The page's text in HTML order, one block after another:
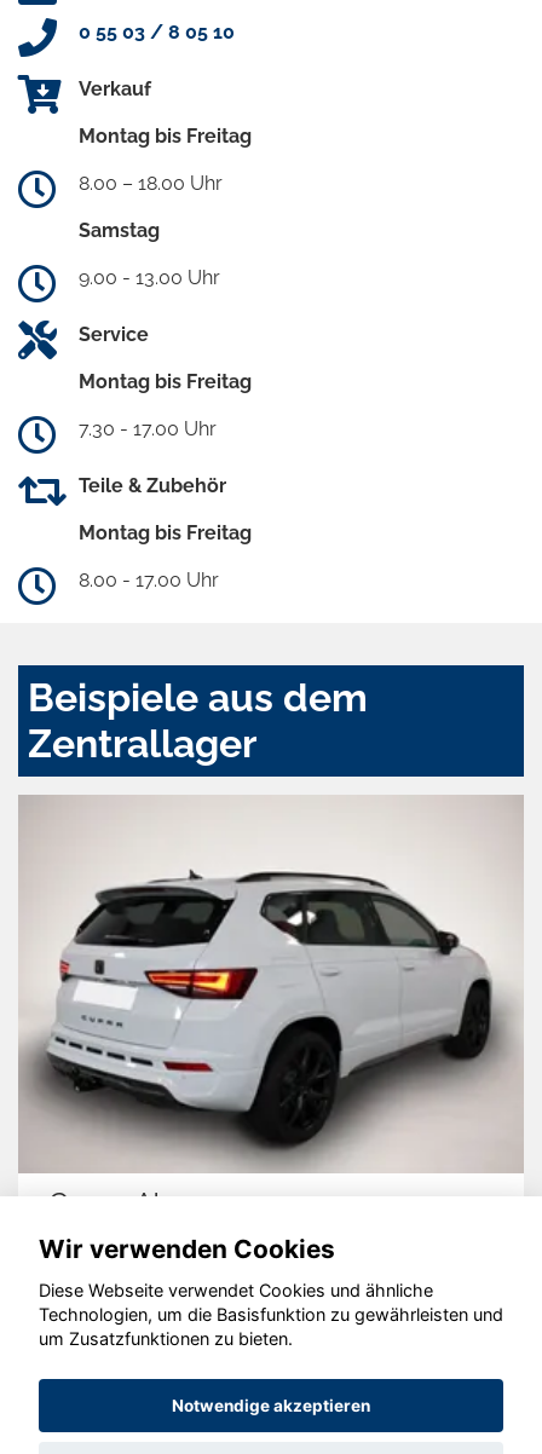
0 55 03 / 8 05 10
Verkauf
Montag bis Freitag
8.00 – 18.00 Uhr
Samstag
9.00 - 13.00 Uhr
Service
Montag bis Freitag
7.30 - 17.00 Uhr
Teile & Zubehör
Montag bis Freitag
8.00 - 17.00 Uhr
Beispiele aus dem
Zentrallager
Cupra Ateca
© konjunkturmotor.de GmbH 2020 - 2026
Wir verwenden Cookies
Diese Webseite verwendet Cookies und ähnliche
Technologien, um die Basisfunktion zu gewährleisten und
um Zusatzfunktionen zu bieten.
Notwendige akzeptieren